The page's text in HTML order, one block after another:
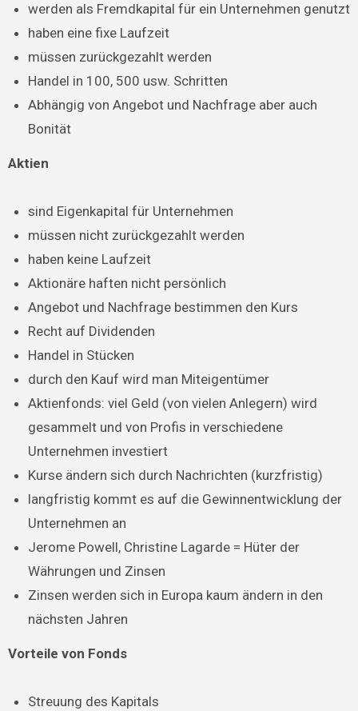
werden als Fremdkapital für ein Unternehmen genutzt
haben eine fixe Laufzeit
müssen zurückgezahlt werden
Handel in 100, 500 usw. Schritten
Abhängig von Angebot und Nachfrage aber auch
Bonität
Aktien
sind Eigenkapital für Unternehmen
müssen nicht zurückgezahlt werden
haben keine Laufzeit
Aktionäre haften nicht persönlich
Angebot und Nachfrage bestimmen den Kurs
Recht auf Dividenden
Handel in Stücken
durch den Kauf wird man Miteigentümer
Aktienfonds: viel Geld (von vielen Anlegern) wird
gesammelt und von Profis in verschiedene
Unternehmen investiert
Kurse ändern sich durch Nachrichten (kurzfristig)
langfristig kommt es auf die Gewinnentwicklung der
Unternehmen an
Jerome Powell, Christine Lagarde = Hüter der
Währungen und Zinsen
Zinsen werden sich in Europa kaum ändern in den
nächsten Jahren
Vorteile von Fonds
Streuung des Kapitals